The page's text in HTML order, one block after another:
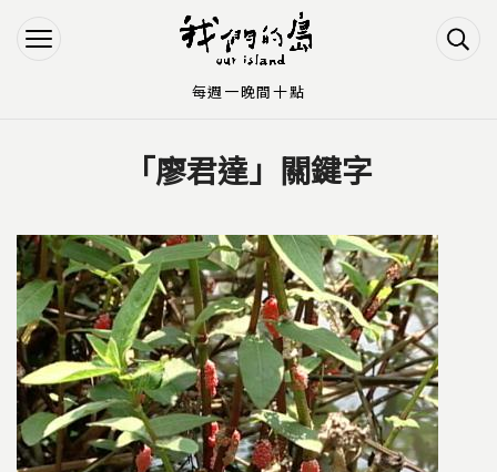
Jump to Navigation
Jump to Main content
「廖君達」關鍵字
每週一晚間十點